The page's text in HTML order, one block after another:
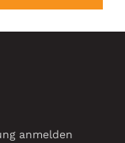
anmelden